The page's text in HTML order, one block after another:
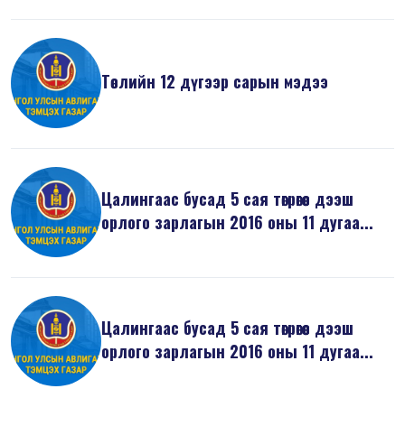
Төслийн 12 дүгээр сарын мэдээ
Цалингаас бусад 5 сая төгрөгөөс дээш
орлого зарлагын 2016 оны 11 дугаа...
Цалингаас бусад 5 сая төгрөгөөс дээш
орлого зарлагын 2016 оны 11 дугаа...